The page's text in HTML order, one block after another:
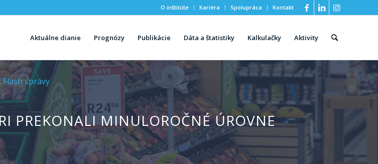
O inštitúte Kariéra Spolupráca Kontakt
Aktuálne dianie Prognózy Publikácie Dáta a štatistiky Kalkulačky Aktivity
Flash správy
PREKONALI MINULOROČNÉ ÚROVNE